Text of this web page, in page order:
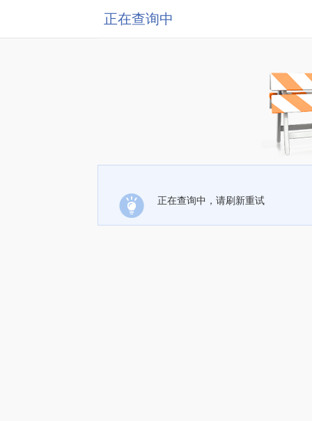
正在查询中
正在查询中，请刷新重试